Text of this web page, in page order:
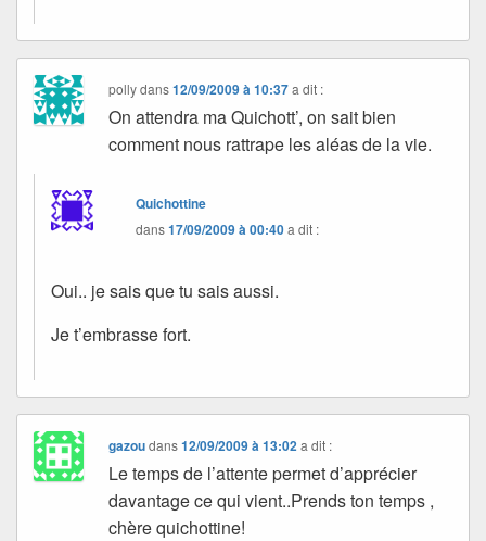
pollydans12/09/2009 à 10:37 a dit :
On attendra ma Quichott’, on sait bien
comment nous rattrape les aléas de la vie.
Quichottine
dans17/09/2009 à 00:40a dit :
Oui.. je sais que tu sais aussi.
Je t’embrasse fort.
gazoudans12/09/2009 à 13:02 a dit :
Le temps de l’attente permet d’apprécier
davantage ce qui vient..Prends ton temps ,
chère quichottine!